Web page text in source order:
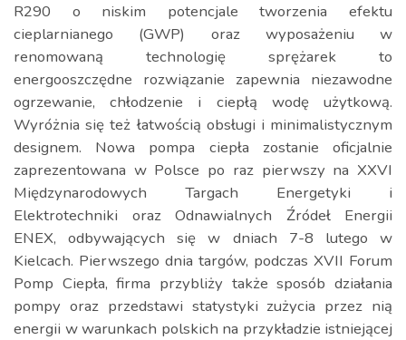
R290 o niskim potencjale tworzenia efektu
cieplarnianego (GWP) oraz wyposażeniu w
renomowaną technologię sprężarek to
energooszczędne rozwiązanie zapewnia niezawodne
ogrzewanie, chłodzenie i ciepłą wodę użytkową.
Wyróżnia się też łatwością obsługi i minimalistycznym
designem. Nowa pompa ciepła zostanie oficjalnie
zaprezentowana w Polsce po raz pierwszy na XXVI
Międzynarodowych Targach Energetyki i
Elektrotechniki oraz Odnawialnych Źródeł Energii
ENEX, odbywających się w dniach 7-8 lutego w
Kielcach. Pierwszego dnia targów, podczas XVII Forum
Pomp Ciepła, firma przybliży także sposób działania
pompy oraz przedstawi statystyki zużycia przez nią
energii w warunkach polskich na przykładzie istniejącej